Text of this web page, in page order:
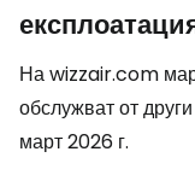
На wizzair.com
обслужват от
март 2026 г.